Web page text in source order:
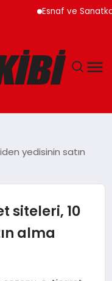
Esnaf ve Sanatkar
yedisinin satın
siteleri, 10
alma